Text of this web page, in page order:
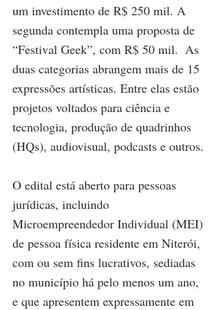
um investimento de R$ 250 mil. A
segunda contempla uma proposta de
“Festival Geek”, com R$ 50 mil.  As
duas categorias abrangem mais de 15
expressões artísticas. Entre elas estão
projetos voltados para ciência e
tecnologia, produção de quadrinhos
(HQs), audiovisual, podcasts e outros.
O edital está aberto para pessoas
jurídicas, incluindo
Microempreendedor Individual (MEI)
de pessoa física residente em Niterói,
com ou sem fins lucrativos, sediadas
no município há pelo menos um ano,
e que apresentem expressamente em